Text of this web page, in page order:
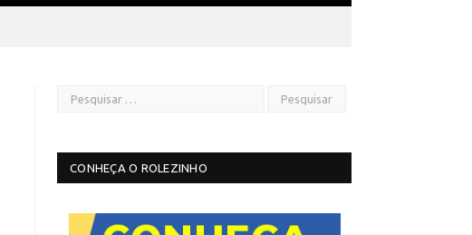
CONHEÇA O ROLEZINHO